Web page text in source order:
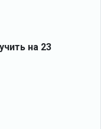
на 23